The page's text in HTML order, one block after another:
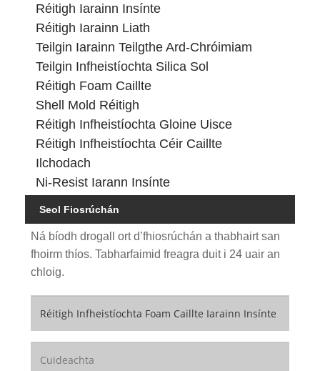
Réitigh Iarainn Insínte
Réitigh Iarainn Liath
Teilgin Iarainn Teilgthe Ard-Chróimiam
Teilgin Infheistíochta Silica Sol
Réitigh Foam Caillte
Shell Mold Réitigh
Réitigh Infheistíochta Gloine Uisce
Réitigh Infheistíochta Céir Caillte
Ilchodach
Ni-Resist Iarann ​​Insínte
Seol Fiosrúchán
Ná bíodh drogall ort d’fhiosrúchán a thabhairt san
fhoirm thíos. Tabharfaimid freagra duit i 24 uair an
chloig.